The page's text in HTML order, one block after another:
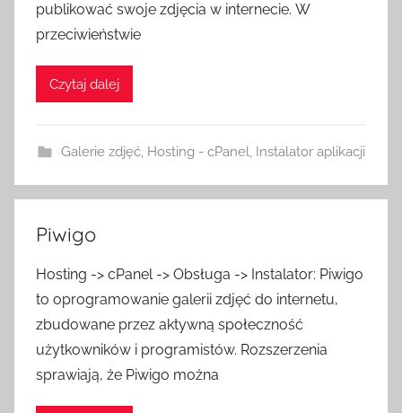
publikować swoje zdjęcia w internecie. W
przeciwieństwie
Czytaj dalej
Galerie zdjęć, Hosting - cPanel, Instalator aplikacji
Piwigo
Hosting -> cPanel -> Obsługa -> Instalator: Piwigo
to oprogramowanie galerii zdjęć do internetu,
zbudowane przez aktywną społeczność
użytkowników i programistów. Rozszerzenia
sprawiają, że Piwigo można